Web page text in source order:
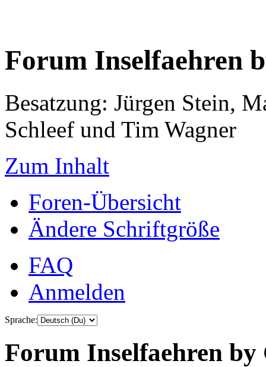
Forum Inselfaehren
Besatzung: Jürgen Stein,
Schleef und Tim Wagner
Zum Inhalt
Foren-Übersicht
Ändere Schriftgröße
FAQ
Anmelden
Sprache:
Forum Inselfaehren